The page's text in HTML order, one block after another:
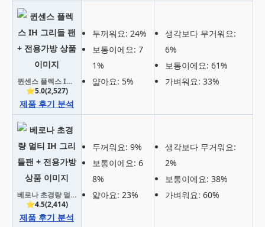
퀸센스 플렉스 IH 그리들 팬 + 전용가방
⭐5.0(2,527)
제품 후기 분석
두꺼워요: 24%
보통이에요: 7
1%
얇아요: 5%
생각보다 무거워요:
6%
보통이에요: 61%
가벼워요: 33%
베로나 초경량 멀티 IH 그리들팬 + 전용가방
⭐4.5(2,414)
제품 후기 분석
두꺼워요: 9%
보통이에요: 6
8%
얇아요: 23%
생각보다 무거워요:
2%
보통이에요: 38%
가벼워요: 60%